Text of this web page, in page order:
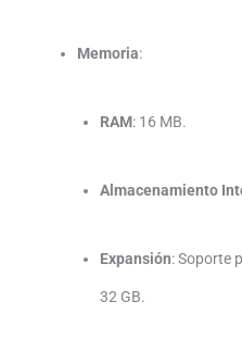
Memoria:
RAM: 16 MB.
Almacenamiento
Expansión:Soporte
32 GB.